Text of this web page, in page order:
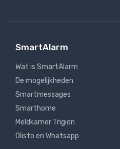
SmartAlarm
Wat is SmartAlarm
De mogelijkheden
Smartmessages
Smarthome
Meldkamer Trigion
Olisto en Whatsapp